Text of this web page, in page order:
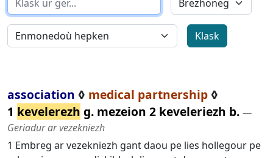
association ◊ medical partnership ◊
1 kevelerezh g. mezeion 2 keveleriezh b. ―
Geriadur ar vezekniezh
1 Embreg ar vezekniezh gant daou pe lies hollegour pe